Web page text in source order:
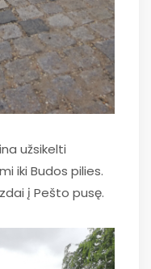
užsikelti
iki Budos pilies.
į Pešto pusę.